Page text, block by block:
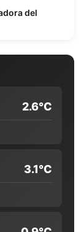
del
2.6°C
3.1°C